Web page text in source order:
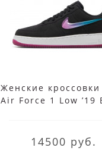
Женские
Air Force 1 Low ’19
14500 руб.